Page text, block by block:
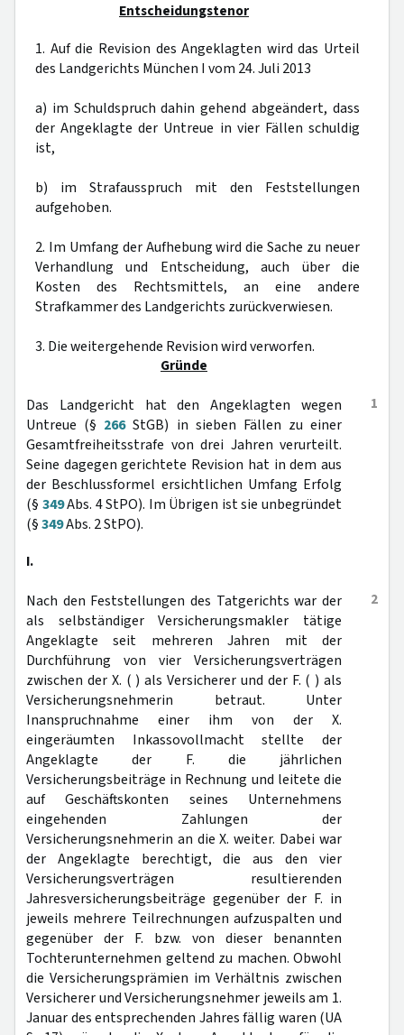
Entscheidungstenor
1. Auf die Revision des Angeklagten wird das Urteil
des Landgerichts München I vom 24. Juli 2013
a) im Schuldspruch dahin gehend abgeändert, dass
der Angeklagte der Untreue in vier Fällen schuldig
ist,
b) im Strafausspruch mit den Feststellungen
aufgehoben.
2. Im Umfang der Aufhebung wird die Sache zu neuer
Verhandlung und Entscheidung, auch über die
Kosten des Rechtsmittels, an eine andere
Strafkammer des Landgerichts zurückverwiesen.
3. Die weitergehende Revision wird verworfen.
Gründe
1
Das Landgericht hat den Angeklagten wegen
Untreue (§ 266StGB) in sieben Fällen zu einer
Gesamtfreiheitsstrafe von drei Jahren verurteilt.
Seine dagegen gerichtete Revision hat in dem aus
der Beschlussformel ersichtlichen Umfang Erfolg
(§ 349Abs. 4 StPO). Im Übrigen ist sie unbegründet
(§349Abs. 2 StPO).
I.
2
Nach den Feststellungen des Tatgerichts war der
als selbständiger Versicherungsmakler tätige
Angeklagte seit mehreren Jahren mit der
Durchführung von vier Versicherungsverträgen
zwischen der X. ( ) als Versicherer und der F. ( ) als
Versicherungsnehmerin betraut. Unter
Inanspruchnahme einer ihm von der X.
eingeräumten Inkassovollmacht stellte der
Angeklagte der F. die jährlichen
Versicherungsbeiträge in Rechnung und leitete die
auf Geschäftskonten seines Unternehmens
eingehenden Zahlungen der
Versicherungsnehmerin an die X. weiter. Dabei war
der Angeklagte berechtigt, die aus den vier
Versicherungsverträgen resultierenden
Jahresversicherungsbeiträge gegenüber der F. in
jeweils mehrere Teilrechnungen aufzuspalten und
gegenüber der F. bzw. von dieser benannten
Tochterunternehmen geltend zu machen. Obwohl
die Versicherungsprämien im Verhältnis zwischen
Versicherer und Versicherungsnehmer jeweils am 1.
Januar des entsprechenden Jahres fällig waren (UA